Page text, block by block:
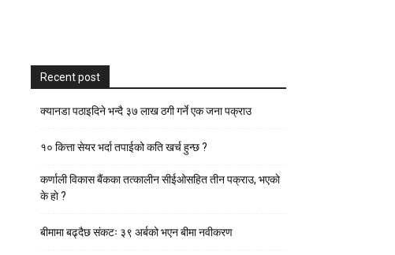
Recent post
क्यानडा पठाइदिने भन्दै ३७ लाख ठगी गर्ने एक जना पक्राउ
१० कित्ता सेयर भर्दा तपाईको कति खर्च हुन्छ ?
कर्णाली विकास बैंकका तत्कालीन सीईओसहित तीन पक्राउ, भएकाे
के हाे ?
बीमामा बढ्दैछ संकटः ३९ अर्बको भएन बीमा नवीकरण